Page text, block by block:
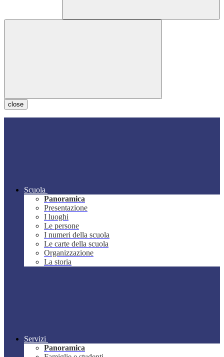
close
Scuola
Panoramica
Presentazione
I luoghi
Le persone
I numeri della scuola
Le carte della scuola
Organizzazione
La storia
Servizi
Panoramica